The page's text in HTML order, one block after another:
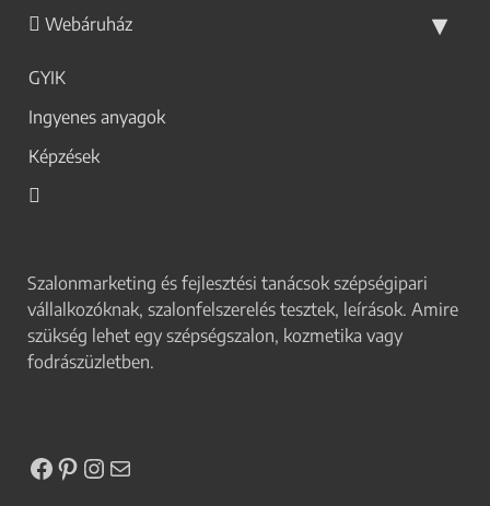
Webáruház
GYIK
Ingyenes anyagok
Képzések
Szalonmarketing és fejlesztési tanácsok szépségipari
vállalkozóknak, szalonfelszerelés tesztek, leírások. Amire
szükség lehet egy szépségszalon, kozmetika vagy
fodrászüzletben.